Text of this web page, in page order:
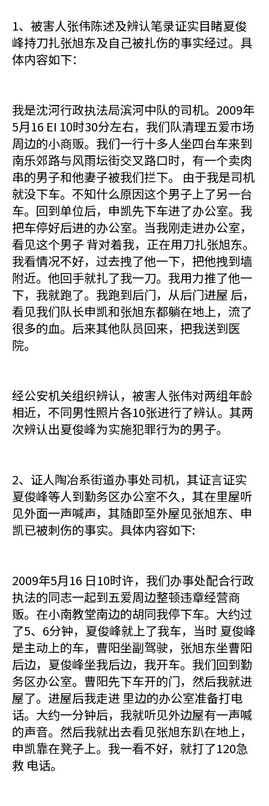
1、被害人张伟陈述及辨认笔录证实目睹夏俊
峰持刀扎张旭东及自己被扎伤的事实经过。具
体内容如下：
我是沈河行政执法局滨河中队的司机。2009年
5月16 EI 10时30分左右，我们队清理五爱市场
周边的小商贩。我们一行十多人坐四台车来到
南乐郊路与风雨坛街交叉路口时，有一个卖肉
串的男子和他妻子被我们拦下。 由于我是司机
就没下车。不知什么原因这个男子上了另一台
车。回到单位后，申凯先下车进了办公室。我
把车停好后进的办公室。当我刚走进办公室，
看见这个男子 背对着我，正在用刀扎张旭东。
我看情况不好，过去拽了他一下，把他拽到墙
附近。他回手就扎了我一刀。我用力推了他一
下，我就跑了。我跑到后门，从后门进屋 后，
看见我们队长申凯和张旭东都躺在地上，流了
很多的血。后来其他队员回来，把我送到医
院。
经公安机关组织辨认，被害人张伟对两组年龄
相近，不同男性照片各10张进行了辨认。其两
次辨认出夏俊峰为实施犯罪行为的男子。
2、证人陶冶系街道办事处司机，其证言证实
夏俊峰等人到勤务区办公室不久，其在里屋听
见外面一声喊声，其随即至外屋见张旭东、申
凯已被刺伤的事实。具体内容如下:
2009年5月16 日10时许，我们办事处配合行政
执法的同志一起到五爱周边整顿违章经营商
贩。在小南教堂南边的胡同我停下车。大约过
了5、6分钟，夏俊峰就上了我车，当时 夏俊峰
是主动上的车，曹阳坐副驾驶，张旭东坐曹阳
后边，夏俊峰坐我后边，我开车。我们回到勤
务区办公室。曹阳先下车开的门，然后我就进
屋了。进屋后我走进 里边的办公室准备打电
话。大约一分钟后，我就听见外边屋有一声喊
的声音。然后我就出去看见张旭东趴在地上，
申凯靠在凳子上。我一看不好，就打了120急
救 电话。